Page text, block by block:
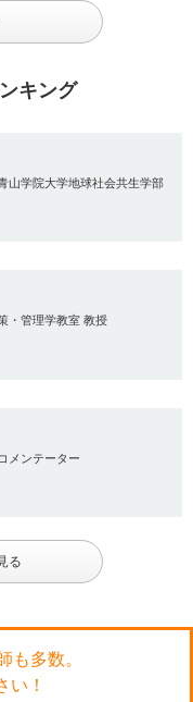
キング
山学院大学地球社会共生学部
・管理学教室 教授
メンテーター
る
も多数。
い！